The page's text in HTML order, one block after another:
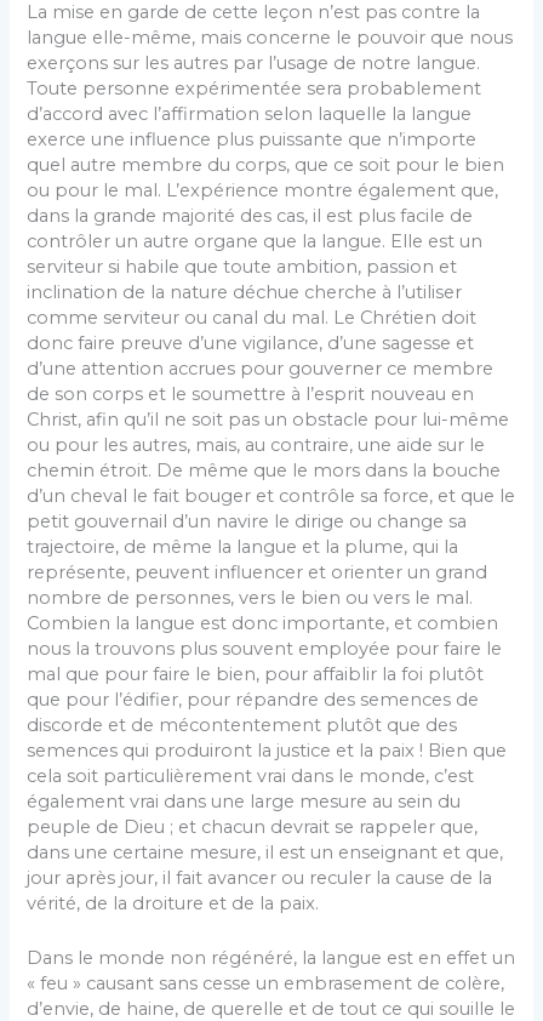
La mise en garde de cette leçon n’est pas contre la
langue elle-même, mais concerne le pouvoir que nous
exerçons sur les autres par l’usage de notre langue.
Toute personne expérimentée sera probablement
d’accord avec l’affirmation selon laquelle la langue
exerce une influence plus puissante que n’importe
quel autre membre du corps, que ce soit pour le bien
ou pour le mal. L’expérience montre également que,
dans la grande majorité des cas, il est plus facile de
contrôler un autre organe que la langue. Elle est un
serviteur si habile que toute ambition, passion et
inclination de la nature déchue cherche à l’utiliser
comme serviteur ou canal du mal. Le Chrétien doit
donc faire preuve d’une vigilance, d’une sagesse et
d’une attention accrues pour gouverner ce membre
de son corps et le soumettre à l’esprit nouveau en
Christ, afin qu’il ne soit pas un obstacle pour lui-même
ou pour les autres, mais, au contraire, une aide sur le
chemin étroit. De même que le mors dans la bouche
d’un cheval le fait bouger et contrôle sa force, et que le
petit gouvernail d’un navire le dirige ou change sa
trajectoire, de même la langue et la plume, qui la
représente, peuvent influencer et orienter un grand
nombre de personnes, vers le bien ou vers le mal.
Combien la langue est donc importante, et combien
nous la trouvons plus souvent employée pour faire le
mal que pour faire le bien, pour affaiblir la foi plutôt
que pour l’édifier, pour répandre des semences de
discorde et de mécontentement plutôt que des
semences qui produiront la justice et la paix ! Bien que
cela soit particulièrement vrai dans le monde, c’est
également vrai dans une large mesure au sein du
peuple de Dieu ; et chacun devrait se rappeler que,
dans une certaine mesure, il est un enseignant et que,
jour après jour, il fait avancer ou reculer la cause de la
vérité, de la droiture et de la paix.
Dans le monde non régénéré, la langue est en effet un
« feu » causant sans cesse un embrasement de colère,
d’envie, de haine, de querelle et de tout ce qui souille le